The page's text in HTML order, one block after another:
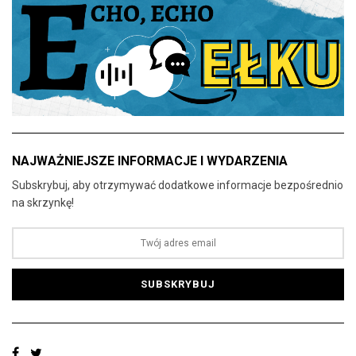
NAJWAŻNIEJSZE INFORMACJE I WYDARZENIA
Subskrybuj, aby otrzymywać dodatkowe informacje bezpośrednio
na skrzynkę!